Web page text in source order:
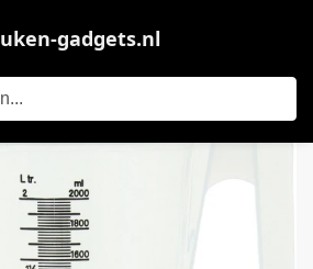
gadgets.nl
van 2 liter – Kunststof – Transparant – Keuken accessoires